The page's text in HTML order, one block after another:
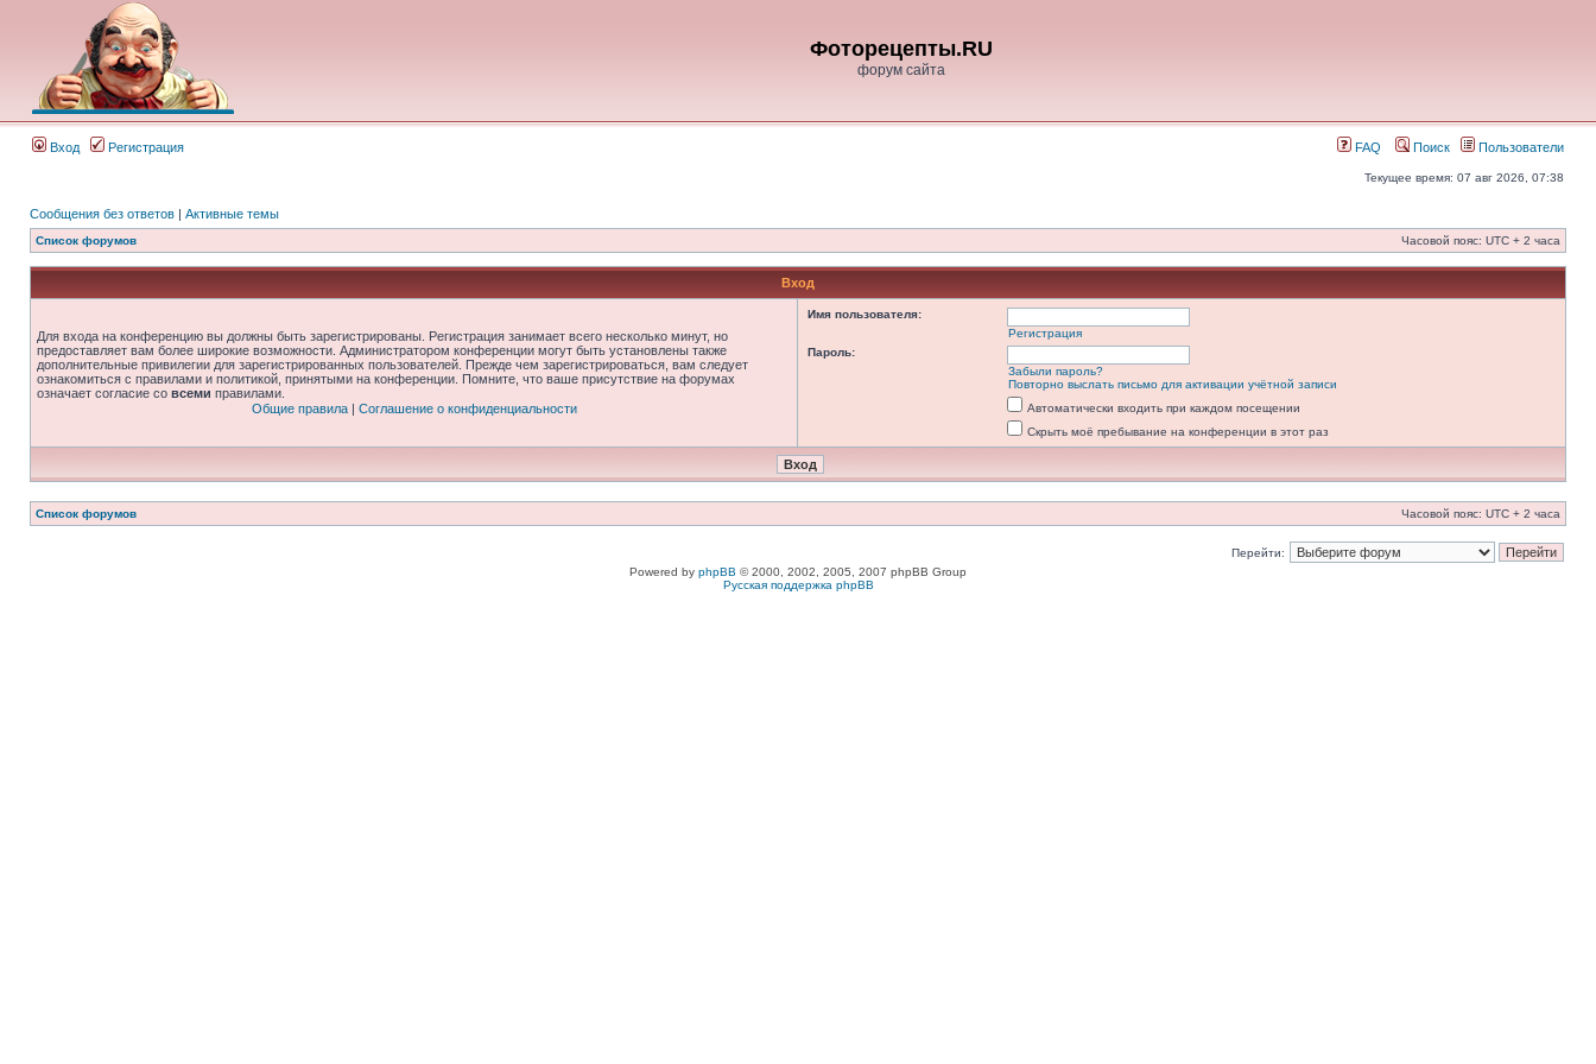
Фоторецепты.RU
форум сайта
Вход Регистрация FAQ Поиск Пользователи
Текущее время: 07 авг 2026, 07:38
Сообщения без ответов | Активные темы
Список форумов Часовой пояс: UTC + 2 часа
Вход
Для входа на конференцию вы должны быть зарегистрированы. Регистрация занимает всего несколько минут, но
предоставляет вам более широкие возможности. Администратором конференции могут быть установлены также
дополнительные привилегии для зарегистрированных пользователей. Прежде чем зарегистрироваться, вам следует
ознакомиться с правилами и политикой, принятыми на конференции. Помните, что ваше присутствие на форумах
означает согласие со всеми правилами.
Общие правила| Соглашение о конфиденциальности
Имя пользователя:
Регистрация
Пароль:
Забыли пароль?
Повторно выслать письмо для активации учётной записи
Автоматически входить при каждом посещении
Скрыть моё пребывание на конференции в этот раз
Список форумов Часовой пояс: UTC + 2 часа
Перейти:
Powered by phpBB © 2000, 2002, 2005, 2007 phpBB Group
Русская поддержка phpBB